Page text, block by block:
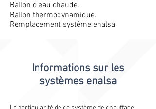
Ballon d'eau chaude.
Ballon thermodynamique.
Remplacement systéme enalsa
Informations sur les
systèmes enalsa